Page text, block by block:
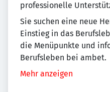
professionelle
Sie suchen eine neue
Einstieg in das
die Menüpunkte und
Berufsleben bei ambet.
Mehr anzeigen